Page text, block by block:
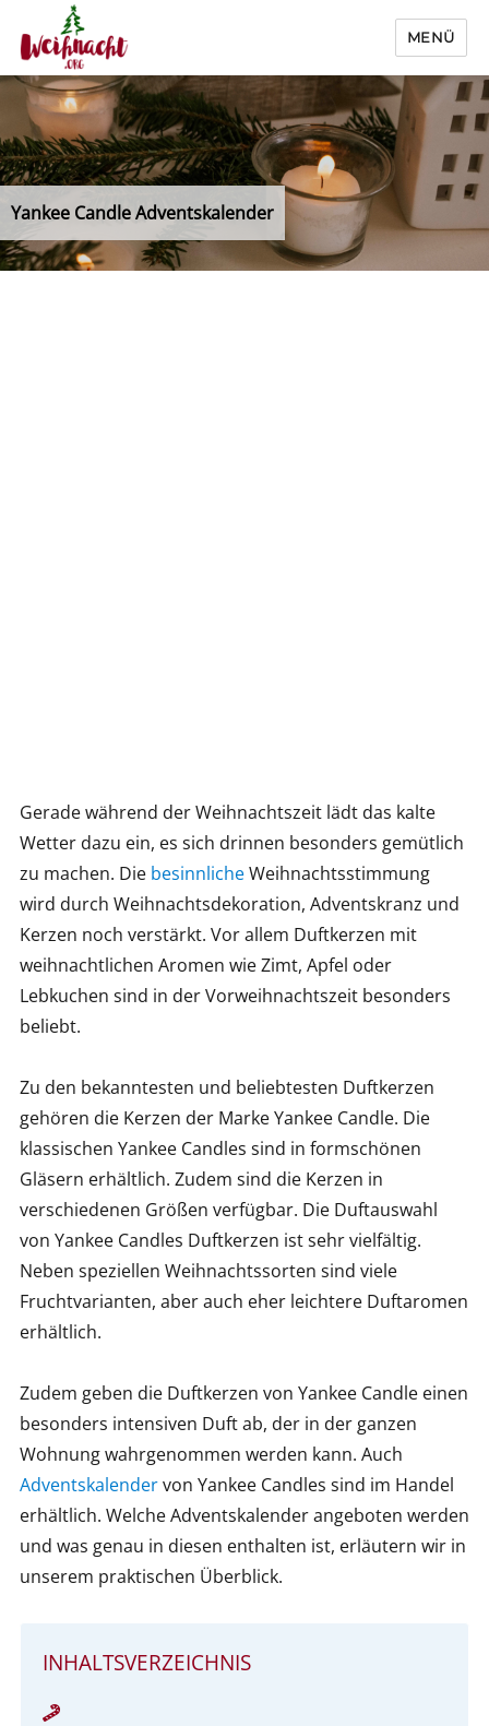
Weihnacht.org
MENÜ
Yankee Candle Adventskalender
Gerade während der Weihnachtszeit lädt das kalte
Wetter dazu ein, es sich drinnen besonders gemütlich
zu machen. Die besinnlicheWeihnachtsstimmung
wird durch Weihnachtsdekoration, Adventskranz und
Kerzen noch verstärkt. Vor allem Duftkerzen mit
weihnachtlichen Aromen wie Zimt, Apfel oder
Lebkuchen sind in der Vorweihnachtszeit besonders
beliebt.
Zu den bekanntesten und beliebtesten Duftkerzen
gehören die Kerzen der Marke Yankee Candle. Die
klassischen Yankee Candles sind in formschönen
Gläsern erhältlich. Zudem sind die Kerzen in
verschiedenen Größen verfügbar. Die Duftauswahl
von Yankee Candles Duftkerzen ist sehr vielfältig.
Neben speziellen Weihnachtssorten sind viele
Fruchtvarianten, aber auch eher leichtere Duftaromen
erhältlich.
Zudem geben die Duftkerzen von Yankee Candle einen
besonders intensiven Duft ab, der in der ganzen
Wohnung wahrgenommen werden kann. Auch
Adventskalendervon Yankee Candles sind im Handel
erhältlich. Welche Adventskalender angeboten werden
und was genau in diesen enthalten ist, erläutern wir in
unserem praktischen Überblick.
INHALTSVERZEICHNIS